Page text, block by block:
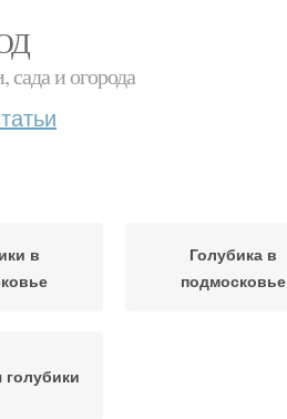
и огорода
в
Голубика в
подмосковье